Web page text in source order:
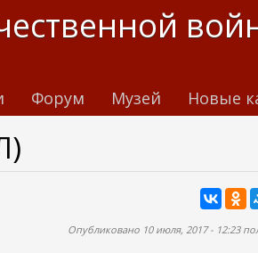
Форум Музей Новые
Опубликовано 10 июля, 2017 - 12:23